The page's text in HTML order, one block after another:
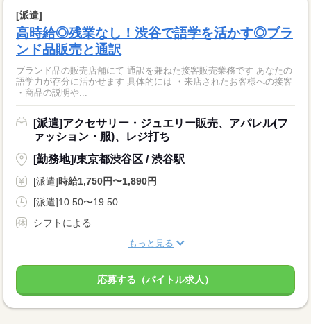
[派遣]
高時給◎残業なし！渋谷で語学を活かす◎ブラ
ンド品販売と通訳
ブランド品の販売店舗にて 通訳を兼ねた接客販売業務です あなたの
語学力が存分に活かせます 具体的には ・来店されたお客様への接客
・商品の説明や...
[派遣]アクセサリー・ジュエリー販売、アパレル(フ
ァッション・服)、レジ打ち
[勤務地]/東京都渋谷区 / 渋谷駅
[派遣]時給1,750円〜1,890円
[派遣]10:50〜19:50
シフトによる
もっと見る
応募する（バイトル求人）